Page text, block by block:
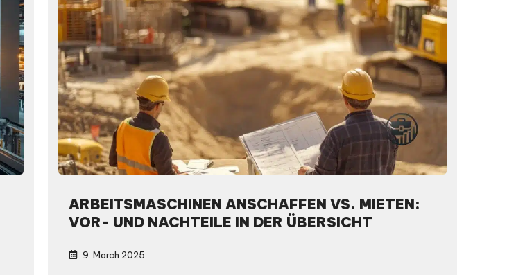
ARBEITSMASCHINEN ANSCHAFFEN VS. MIETEN:
VOR- UND NACHTEILE IN DER ÜBERSICHT
9. March 2025